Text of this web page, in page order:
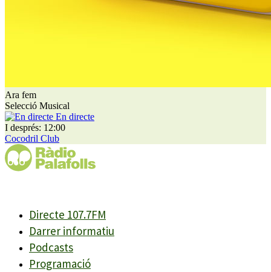
Ara fem
Selecció Musical
En directe
I després: 12:00
Cocodril Club
Directe 107.7FM
Darrer informatiu
Podcasts
Programació